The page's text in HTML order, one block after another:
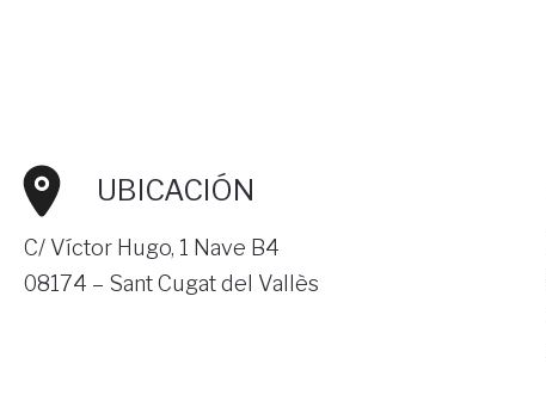
UBICACIÓN
C/ Víctor Hugo, 1 Nave B4
08174 – Sant Cugat del Vallès